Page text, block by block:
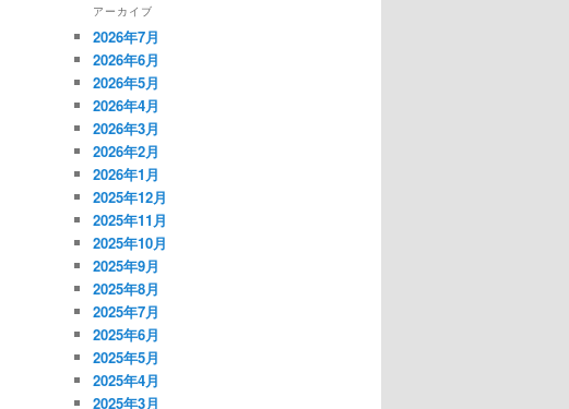
アーカイブ
2026年7月
2026年6月
2026年5月
2026年4月
2026年3月
2026年2月
2026年1月
2025年12月
2025年11月
2025年10月
2025年9月
2025年8月
2025年7月
2025年6月
2025年5月
2025年4月
2025年3月